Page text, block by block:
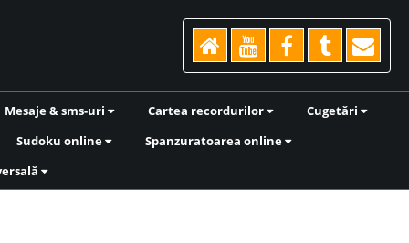
Mesaje & sms-uri Cartea recordurilor
Cugetări
Sudoku online
Spanzuratoarea online